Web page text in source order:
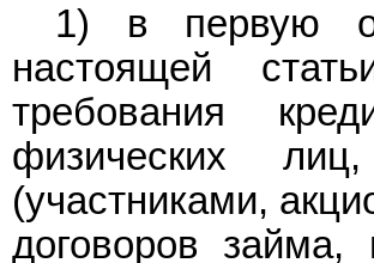
1) в первую
настоящей
требования
физических
(участниками,
договоров